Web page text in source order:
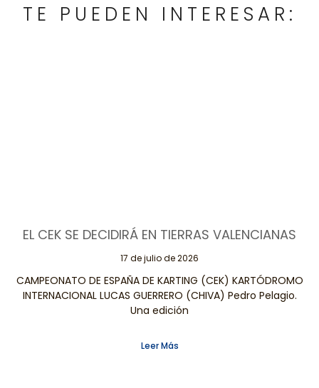
TE PUEDEN INTERESAR:
EL CEK SE DECIDIRÁ EN TIERRAS VALENCIANAS
17 de julio de 2026
CAMPEONATO DE ESPAÑA DE KARTING (CEK) KARTÓDROMO
INTERNACIONAL LUCAS GUERRERO (CHIVA) Pedro Pelagio.
Una edición
Leer Más